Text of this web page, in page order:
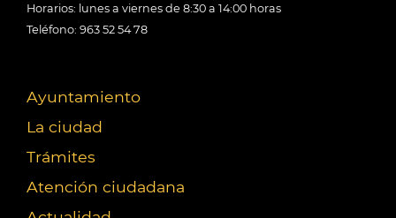
Horarios: lunes a viernes de 8:30 a 14:00 horas
Teléfono: 963 52 54 78
Ayuntamiento
La ciudad
Trámites
Atención ciudadana